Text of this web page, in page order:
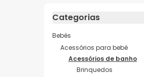
Categorias
Bebés
Acessórios para bebé
Acessórios de banho
Brinquedos